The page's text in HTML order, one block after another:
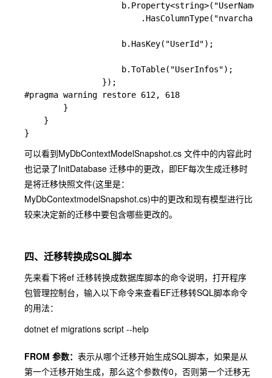
                    b.Property<string>("UserName")
                    b.HasKey("UserId");
                    b.ToTable("UserInfos");
                });
#pragma warning restore 612, 618
        }
    }
可以看到MyDbContextModelSnapshot.cs 文件中的内容此时
也记录了InitDatabase 迁移中的更改，即EF每次生成迁移时
是将迁移快照文件(这里是：
MyDbContextmodelSnapshot.cs)中的更改和现有模型进行比
较来决定新的迁移中要包含哪些更改的。
四、迁移转换成SQL脚本
先来看下将ef 迁移转换成数据库脚本的命令说明，打开程序
包管理控制台，输入以下命令来查看EF迁移转SQL脚本命令
的用法：
dotnet ef migrations script --help
FROM 参数： 表示从哪个迁移开始生成SQL脚本，如果是从
第一个迁移开始生成，那么这个参数传0，否则第一个迁移无